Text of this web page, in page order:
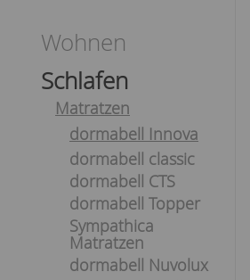
Wohnen
Schlafen
Matratzen
dormabell Innova
dormabell classic
dormabell CTS
dormabell Topper
Sympathica
Matratzen
dormabell Nuvolux